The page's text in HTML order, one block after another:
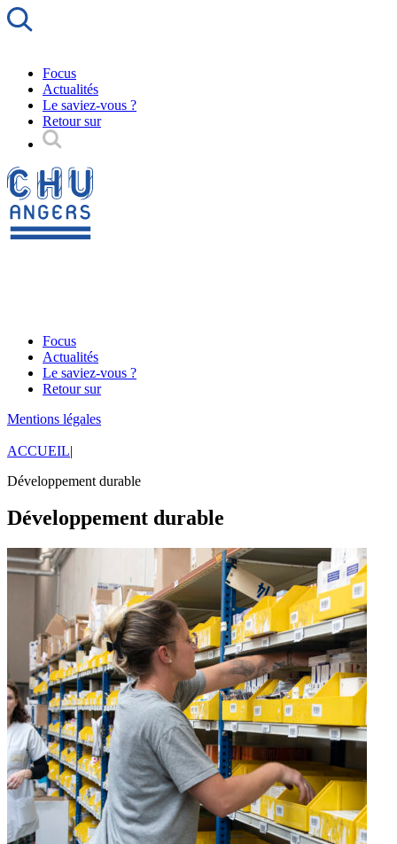
Focus
Actualités
Le saviez-vous ?
Retour sur
Focus
Actualités
Le saviez-vous ?
Retour sur
Mentions légales
ACCUEIL|
Développement durable
Développement durable